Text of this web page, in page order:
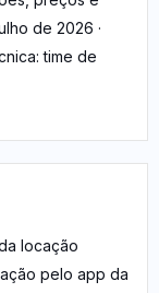
de 2026 ·
time de
locação
pelo app da